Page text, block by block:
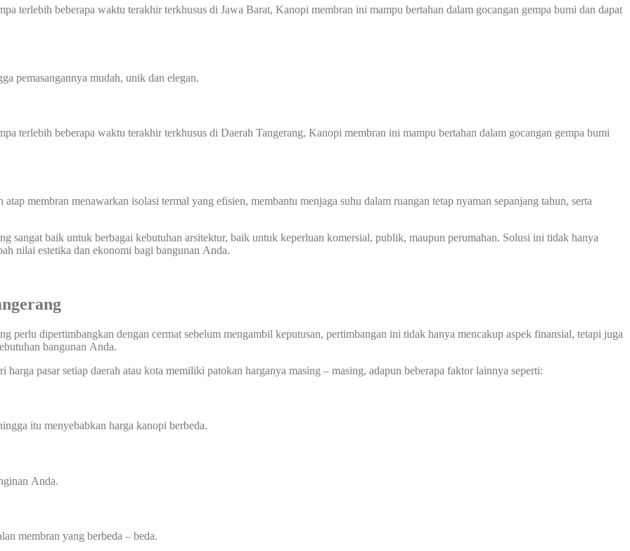
terlebih beberapa waktu terakhir terkhusus di Jawa Barat, Kanopi membran ini mampu bertahan dalam gocangan gempa bumi dan dapat
pemasangannya mudah, unik dan elegan.
terlebih beberapa waktu terakhir terkhusus di Daerah Tangerang, Kanopi membran ini mampu bertahan dalam gocangan gempa bumi
membran menawarkan isolasi termal yang efisien, membantu menjaga suhu dalam ruangan tetap nyaman sepanjang tahun, serta
sangat baik untuk berbagai kebutuhan arsitektur, baik untuk keperluan komersial, publik, maupun perumahan. Solusi ini tidak hanya
nilai estetika dan ekonomi bagi bangunan Anda.
perlu dipertimbangkan dengan cermat sebelum mengambil keputusan, pertimbangan ini tidak hanya mencakup aspek finansial, tetapi juga
bangunan Anda.
pasar setiap daerah atau kota memiliki patokan harganya masing – masing, adapun beberapa faktor lainnya seperti:
itu menyebabkan harga kanopi berbeda.
Anda.
membran yang berbeda – beda.